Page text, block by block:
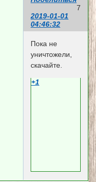
7
2019-01-01
04:46:32
Пока не
уничтожели,
скачайте.
+1